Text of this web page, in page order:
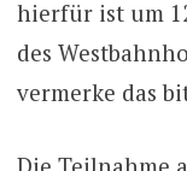
hierfür ist um
des
vermerke das